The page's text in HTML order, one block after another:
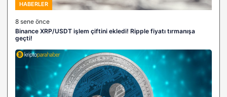
HABERLER
8 sene önce
Binance XRP/USDT işlem çiftini ekledi! Ripple fiyatı tırmanışa
geçti!